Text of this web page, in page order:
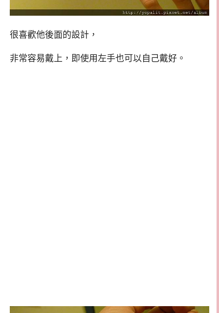
很喜歡他後面的設計，
非常容易戴上，即使用左手也可以自己戴好。